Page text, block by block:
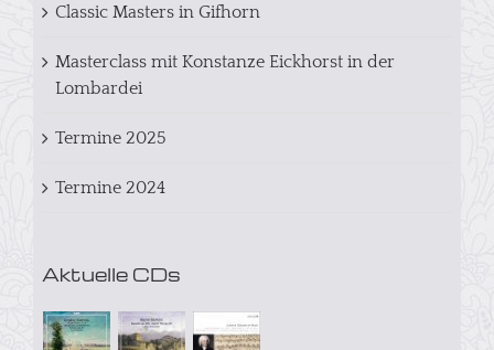
Classic Masters in Gifhorn
Masterclass mit Konstanze Eickhorst in der
Lombardei
Termine 2025
Termine 2024
Aktuelle CDs